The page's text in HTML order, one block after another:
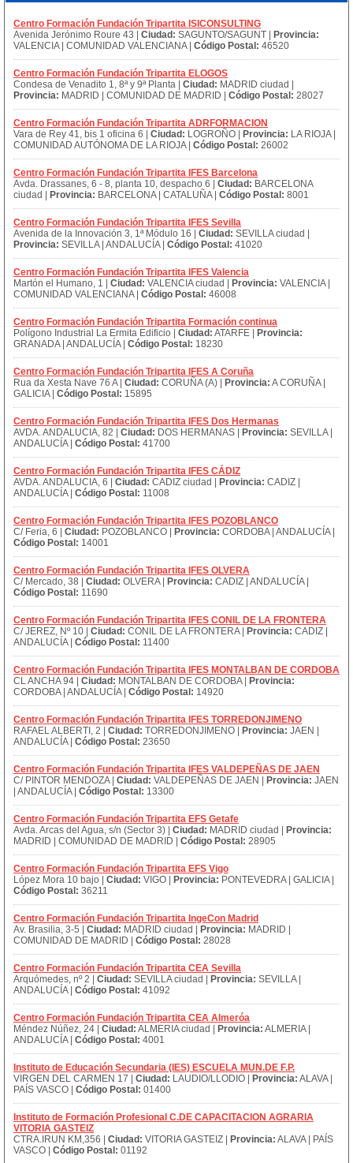
Centro Formación Fundación Tripartita ISICONSULTING
Avenida Jerónimo Roure 43 | Ciudad: SAGUNTO/SAGUNT |
Provincia:
VALENCIA | COMUNIDAD VALENCIANA | Código Postal: 46520
Centro Formación Fundación Tripartita ELOGOS
Condesa de Venadito 1, 8ª y 9ª Planta | Ciudad: MADRID ciudad |
Provincia: MADRID | COMUNIDAD DE MADRID | Código Postal: 28027
Centro Formación Fundación Tripartita ADRFORMACION
Vara de Rey 41, bis 1 oficina 6 | Ciudad: LOGROÑO | Provincia: LA RIOJA |
COMUNIDAD AUTÓNOMA DE LA RIOJA | Código Postal: 26002
Centro Formación Fundación Tripartita IFES Barcelona
Avda. Drassanes, 6 - 8, planta 10, despacho 6 | Ciudad: BARCELONA
ciudad |
Provincia: BARCELONA | CATALUÑA | Código Postal: 8001
Centro Formación Fundación Tripartita IFES Sevilla
Avenida de la Innovación 3, 1ª Módulo 16 | Ciudad: SEVILLA ciudad |
Provincia: SEVILLA | ANDALUCÍA | Código Postal: 41020
Centro Formación Fundación Tripartita IFES Valencia
Martón el Humano, 1 | Ciudad: VALENCIA ciudad | Provincia: VALENCIA |
COMUNIDAD VALENCIANA | Código Postal: 46008
Centro Formación Fundación Tripartita Formación continua
Polígono Industrial La Ermita Edificio | Ciudad: ATARFE |
Provincia:
GRANADA | ANDALUCÍA | Código Postal: 18230
Centro Formación Fundación Tripartita IFES A Coruña
Rua da Xesta Nave 76 A | Ciudad: CORUÑA (A) | Provincia: A CORUÑA |
GALICIA | Código Postal: 15895
Centro Formación Fundación Tripartita IFES Dos Hermanas
AVDA. ANDALUCIA, 82 | Ciudad: DOS HERMANAS | Provincia: SEVILLA |
ANDALUCÍA | Código Postal: 41700
Centro Formación Fundación Tripartita IFES CÁDIZ
AVDA. ANDALUCIA, 6 | Ciudad: CADIZ ciudad | Provincia: CADIZ |
ANDALUCÍA | Código Postal: 11008
Centro Formación Fundación Tripartita IFES POZOBLANCO
C/ Feria, 6 | Ciudad: POZOBLANCO | Provincia: CORDOBA | ANDALUCÍA |
Código Postal: 14001
Centro Formación Fundación Tripartita IFES OLVERA
C/ Mercado, 38 | Ciudad: OLVERA | Provincia: CADIZ | ANDALUCÍA |
Código Postal: 11690
Centro Formación Fundación Tripartita IFES CONIL DE LA FRONTERA
C/ JEREZ, Nº 10 | Ciudad: CONIL DE LA FRONTERA | Provincia: CADIZ |
ANDALUCÍA | Código Postal: 11400
Centro Formación Fundación Tripartita IFES MONTALBAN DE CORDOBA
CL ANCHA 94 | Ciudad: MONTALBAN DE CORDOBA |
Provincia:
CORDOBA | ANDALUCÍA | Código Postal: 14920
Centro Formación Fundación Tripartita IFES TORREDONJIMENO
RAFAEL ALBERTI, 2 | Ciudad: TORREDONJIMENO | Provincia: JAEN |
ANDALUCÍA | Código Postal: 23650
Centro Formación Fundación Tripartita IFES VALDEPEÑAS DE JAEN
C/ PINTOR MENDOZA | Ciudad: VALDEPEÑAS DE JAEN | Provincia: JAEN
| ANDALUCÍA | Código Postal: 13300
Centro Formación Fundación Tripartita EFS Getafe
Avda. Arcas del Agua, s/n (Sector 3) | Ciudad: MADRID ciudad |
Provincia:
MADRID | COMUNIDAD DE MADRID | Código Postal: 28905
Centro Formación Fundación Tripartita EFS Vigo
López Mora 10 bajo | Ciudad: VIGO | Provincia: PONTEVEDRA | GALICIA |
Código Postal: 36211
Centro Formación Fundación Tripartita IngeCon Madrid
Av. Brasilia, 3-5 | Ciudad: MADRID ciudad | Provincia: MADRID |
COMUNIDAD DE MADRID | Código Postal: 28028
Centro Formación Fundación Tripartita CEA Sevilla
Arquómedes, nº 2 | Ciudad: SEVILLA ciudad | Provincia: SEVILLA |
ANDALUCÍA | Código Postal: 41092
Centro Formación Fundación Tripartita CEA Almeróa
Méndez Núñez, 24 | Ciudad: ALMERIA ciudad | Provincia: ALMERIA |
ANDALUCÍA | Código Postal: 4001
Instituto de Educación Secundaria (IES) ESCUELA MUN.DE F.P.
VIRGEN DEL CARMEN 17 | Ciudad: LAUDIO/LLODIO | Provincia: ALAVA |
PAÍS VASCO | Código Postal: 01400
Instituto de Formación Profesional C.DE CAPACITACION AGRARIA
VITORIA GASTEIZ
CTRA.IRUN KM,356 | Ciudad: VITORIA GASTEIZ | Provincia: ALAVA | PAÍS
VASCO | Código Postal: 01192